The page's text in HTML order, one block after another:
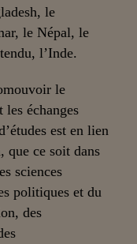
le
le Népal, le
l’Inde.
le
échanges
est en lien
que ce soit dans
sciences
politiques et du
des